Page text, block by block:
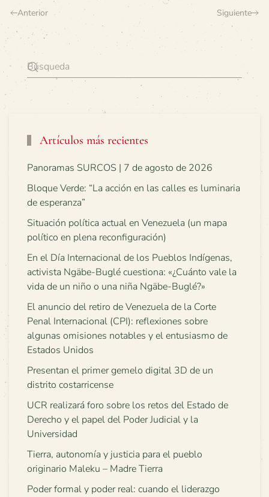
Anterior Siguiente
Artículos más recientes
Panoramas SURCOS | 7 de agosto de 2026
Bloque Verde: “La acción en las calles es luminaria
de esperanza”
Situación política actual en Venezuela (un mapa
político en plena reconfiguración)
En el Día Internacional de los Pueblos Indígenas,
activista Ngäbe-Buglé cuestiona: «¿Cuánto vale la
vida de un niño o una niña Ngäbe-Buglé?»
El anuncio del retiro de Venezuela de la Corte
Penal Internacional (CPI): reflexiones sobre
algunas omisiones notables y el entusiasmo de
Estados Unidos
Presentan el primer gemelo digital 3D de un
distrito costarricense
UCR realizará foro sobre los retos del Estado de
Derecho y el papel del Poder Judicial y la
Universidad
Tierra, autonomía y justicia para el pueblo
originario Maleku – Madre Tierra
Poder formal y poder real: cuando el liderazgo